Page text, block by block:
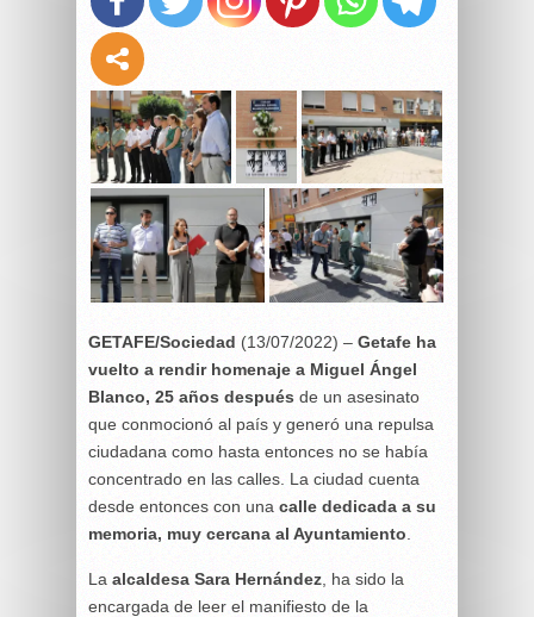
GETAFE/Sociedad (13/07/2022) – Getafe ha
vuelto a rendir homenaje a Miguel Ángel
Blanco, 25 años después de un asesinato
que conmocionó al país y generó una repulsa
ciudadana como hasta entonces no se había
concentrado en las calles. La ciudad cuenta
desde entonces con una calle dedicada a su
memoria, muy cercana al Ayuntamiento
La alcaldesa Sara Hernández , ha sido la
encargada de leer el manifiesto de la